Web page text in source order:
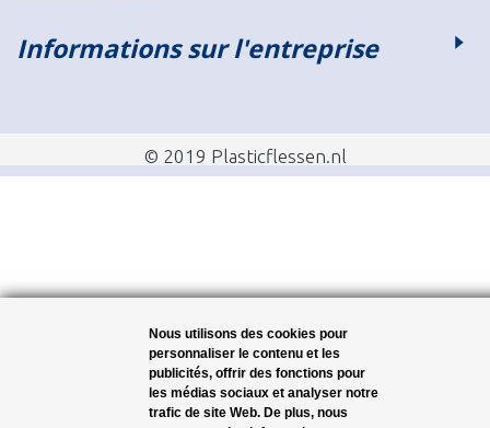
Informations sur l'entreprise
© 2019 Plasticflessen.nl
Nous utilisons des cookies pour
personnaliser le contenu et les
publicités, offrir des fonctions pour
les médias sociaux et analyser notre
trafic de site Web. De plus, nous